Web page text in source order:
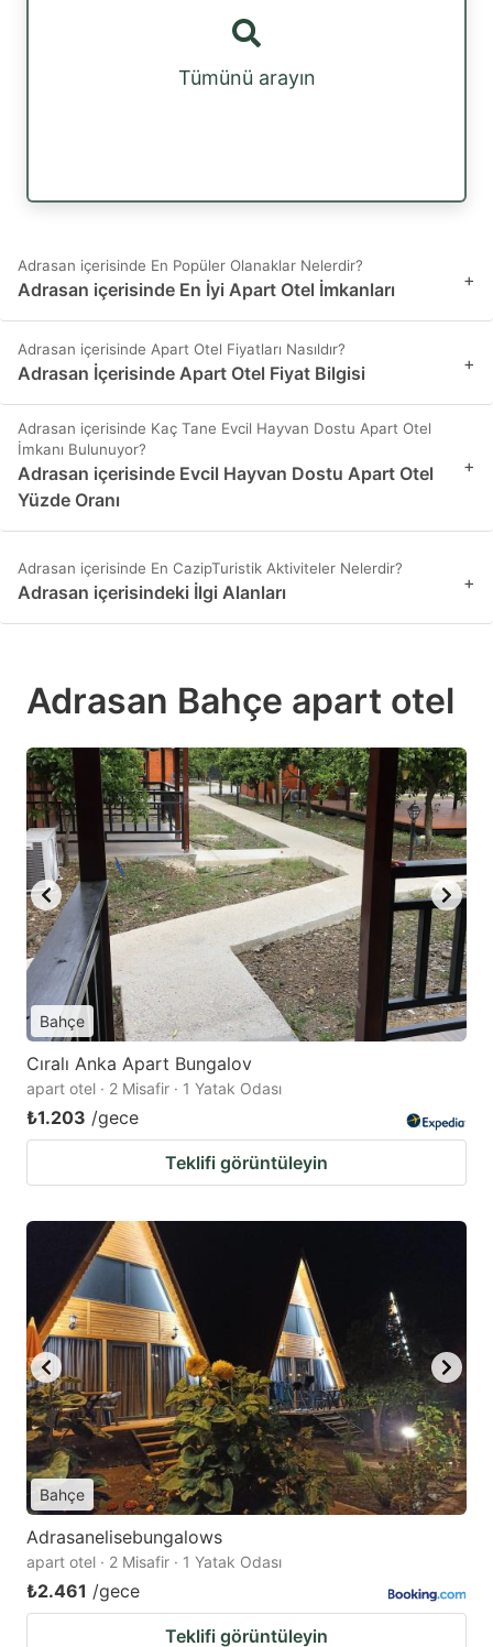
Tümünü arayın
Adrasan içerisinde En Popüler Olanaklar Nelerdir?
Adrasan içerisinde En İyi Apart Otel İmkanları +
Adrasan içerisinde Apart Otel Fiyatları Nasıldır?
Adrasan İçerisinde Apart Otel Fiyat Bilgisi +
Adrasan içerisinde Kaç Tane Evcil Hayvan Dostu Apart Otel
İmkanı Bulunuyor?
Adrasan içerisinde Evcil Hayvan Dostu Apart Otel
Yüzde Oranı
+
Adrasan içerisinde En CazipTuristik Aktiviteler Nelerdir?
Adrasan içerisindeki İlgi Alanları +
Adrasan Bahçe apart otel
Bahçe
Cıralı Anka Apart Bungalov
apart otel · 2 Misafir · 1 Yatak Odası
₺1.203 /gece
Teklifi görüntüleyin
Bahçe
Adrasanelisebungalows
apart otel · 2 Misafir · 1 Yatak Odası
₺2.461 /gece
Teklifi görüntüleyin